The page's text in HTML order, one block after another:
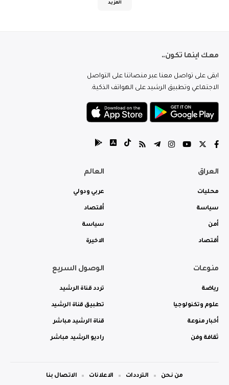
المزيد
معك اينما تكون..
ابقى على تواصل معنا عبر منصاتنا على التواصل
الاجتماعي وتطبيق الرشيد على الهواتف الذكية.
العراق
محليات
سياسة
أمن
أقتصاد
العالم
عربي ودولي
أقتصاد
سياسة
الاخيرة
منوعات
رياضة
علوم وتكنولوجيا
أخبار منوعة
ثقافة وفن
الوصول السريع
تردد قناة الرشيد
تطبيق قناة الرشيد
قناة الرشيد مباشر
راديو الرشيد مباشر
من نحن الترددات الاعلانات الاتصال بنا